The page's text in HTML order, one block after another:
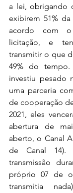
a lei, obrigando
exibirem 51%
acordo com
licitação, e
transmitir o que
49% do
investiu pesado
uma parceria
de cooperação
2021, eles
abertura de
aberto, o Canal
de Canal
transmissão
próprio 07 de
transmitia